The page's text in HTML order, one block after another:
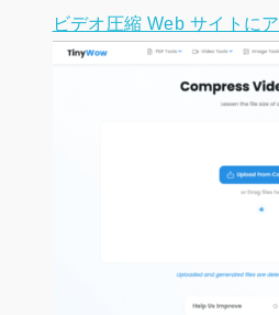
ビデオ圧縮 Web サイトに